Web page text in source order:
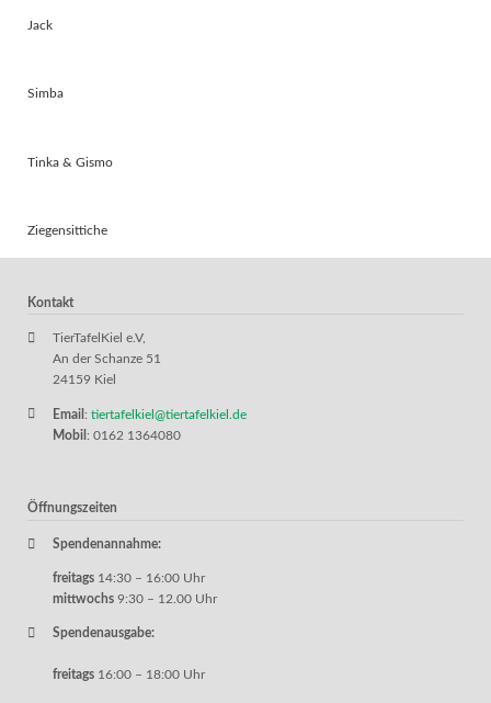
Jack
Simba
Tinka & Gismo
Ziegensittiche
Kontakt
TierTafelKiel e.V,
An der Schanze 51
24159 Kiel
Email : tiertafelkiel@tiertafelkiel.de
Mobil : 0162 1364080
Öffnungszeiten
Spendenannahme:
freitags 14:30 – 16:00 Uhr
mittwochs 9:30 – 12.00 Uhr
Spendenausgabe:
freitags 16:00 – 18:00 Uhr